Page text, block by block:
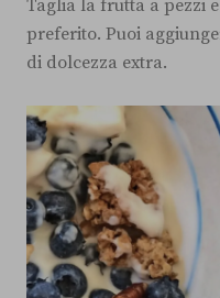
Taglia la frutta a pezzi
preferito. Puoi
di dolcezza extra.